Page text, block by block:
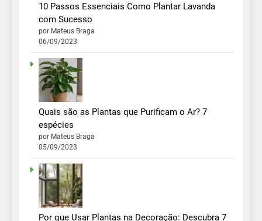
10 Passos Essenciais Como Plantar Lavanda
com Sucesso
por Mateus Braga
06/09/2023
Quais são as Plantas que Purificam o Ar? 7
espécies
por Mateus Braga
05/09/2023
Por que Usar Plantas na Decoração: Descubra 7